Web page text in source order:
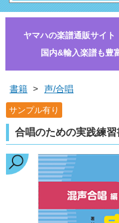
ヤマハの楽譜通販サイト
国内&輸入楽譜も豊
書籍 > 声/合唱
サンプル有り
合唱のための実践練